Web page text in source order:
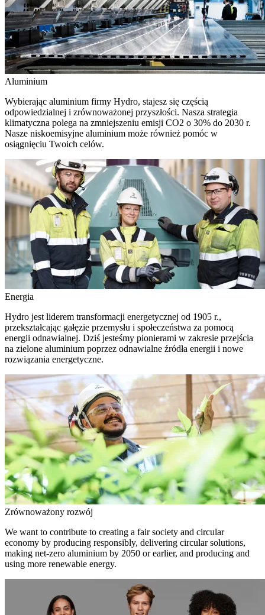
Aluminium
Wybierając aluminium firmy Hydro, stajesz się częścią
odpowiedzialnej i zrównoważonej przyszłości. Nasza strategia
klimatyczna polega na zmniejszeniu emisji CO2 o 30% do 2030 r.
Nasze niskoemisyjne aluminium może również pomóc w
osiągnięciu Twoich celów.
Energia
Hydro jest liderem transformacji energetycznej od 1905 r.,
przekształcając gałęzie przemysłu i społeczeństwa za pomocą
energii odnawialnej. Dziś jesteśmy pionierami w zakresie przejścia
na zielone aluminium poprzez odnawialne źródła energii i nowe
rozwiązania energetyczne.
Zrównoważony rozwój
We want to contribute to creating a fair society and circular
economy by producing responsibly, delivering circular solutions,
making net-zero aluminium by 2050 or earlier, and producing and
using more renewable energy.